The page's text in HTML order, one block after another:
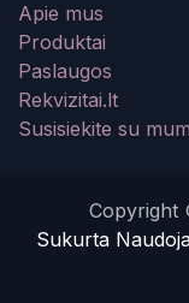
Apie mus
Produktai
Paslaugos
Rekvizitai.lt
Susisiekite su
Copyright
Sukurta